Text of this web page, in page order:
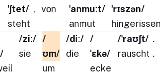
ˈʃtet/
steht
,
von
ˈanmuːt/
anmut
ˈrɪszən/
/ziː/
sie
/
ʊm/
um
/diː/
die
/
ˈɛkə/
ecke
/ˈraʊʃt/
rauscht
.
.